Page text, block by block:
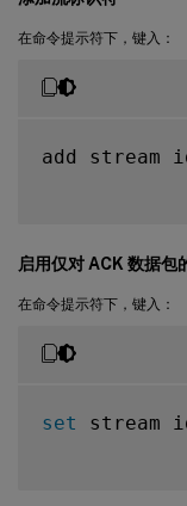
在命令提示符下，键入：
add
启用仅对 ACK 数据包
在命令提示符下，键入：
set stream